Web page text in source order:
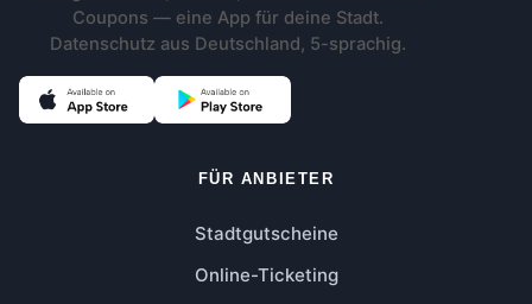
Coupons — eine App für deine Stadt.
Datenschutz aus Deutschland, 5-sprachig.
FÜR ANBIETER
Stadtgutscheine
Online-Ticketing